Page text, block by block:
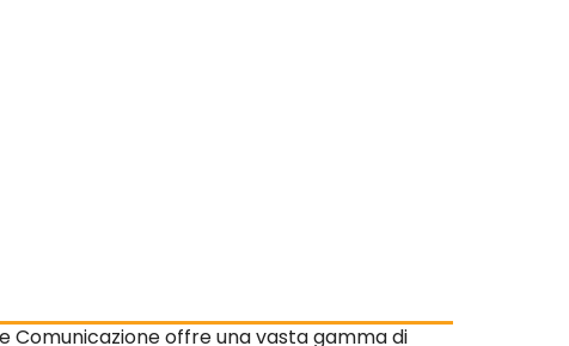
Comunicazione offre una vasta gamma di